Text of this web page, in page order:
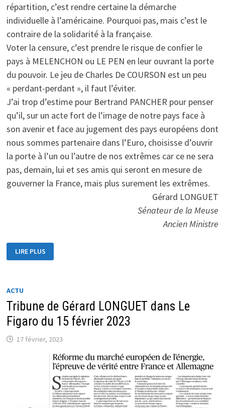
répartition, c’est rendre certaine la démarche
individuelle à l’américaine. Pourquoi pas, mais c’est le
contraire de la solidarité à la française.
Voter la censure, c’est prendre le risque de confier le
pays à MELENCHON ou LE PEN en leur ouvrant la porte
du pouvoir. Le jeu de Charles De COURSON est un peu
« perdant-perdant », il faut l’éviter.
J’ai trop d’estime pour Bertrand PANCHER pour penser
qu’il, sur un acte fort de l’image de notre pays face à
son avenir et face au jugement des pays européens dont
nous sommes partenaire dans l’Euro, choisisse d’ouvrir
la porte à l’un ou l’autre de nos extrêmes car ce ne sera
pas, demain, lui et ses amis qui seront en mesure de
gouverner la France, mais plus surement les extrêmes.
Gérard LONGUET
Sénateur de la Meuse
Ancien Ministre
MOTION
DE
CENSURE
GROUPE
À
L’ASSEMBLÉE
NATIONALE
LIRE PLUS
ACTU
Tribune de Gérard LONGUET dans Le
Figaro du 15 février 2023
17 février, 2023